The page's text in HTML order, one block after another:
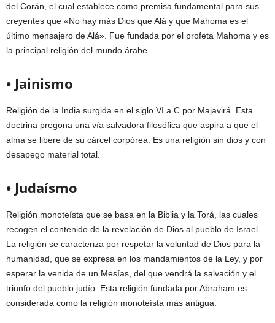
del Corán, el cual establece como premisa fundamental para sus
creyentes que «No hay más Dios que Alá y que Mahoma es el
último mensajero de Alá». Fue fundada por el profeta Mahoma y es
la principal religión del mundo árabe.
• Jainismo
Religión de la India surgida en el siglo VI a.C por Majavirá. Esta
doctrina pregona una vía salvadora filosófica que aspira a que el
alma se libere de su cárcel corpórea. Es una religión sin dios y con
desapego material total.
• Judaísmo
Religión monoteísta que se basa en la Biblia y la Torá, las cuales
recogen el contenido de la revelación de Dios al pueblo de Israel.
La religión se caracteriza por respetar la voluntad de Dios para la
humanidad, que se expresa en los mandamientos de la Ley, y por
esperar la venida de un Mesías, del que vendrá la salvación y el
triunfo del pueblo judío. Esta religión fundada por Abraham es
considerada como la religión monoteísta más antigua.